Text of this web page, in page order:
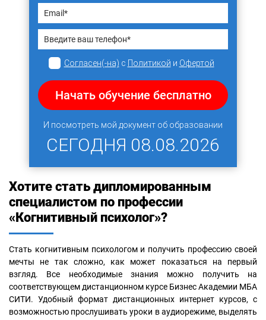
Согласен(-на) с Политикой и Офертой
Начать обучение бесплатно
И посмотреть мой документ об образовании
СЕГОДНЯ 08.08.2026
Хотите стать дипломированным
специалистом по профессии
«Когнитивный психолог»?
Стать когнитивным психологом и получить профессию своей
мечты не так сложно, как может показаться на первый
взгляд. Все необходимые знания можно получить на
соответствующем дистанционном курсе Бизнес Академии МБА
СИТИ. Удобный формат дистанционных интернет курсов, с
возможностью прослушивать уроки в аудиорежиме, выделять